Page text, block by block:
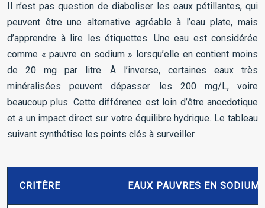
Il n’est pas question de diaboliser les eaux pétillantes, qui
peuvent être une alternative agréable à l’eau plate, mais
d’apprendre à lire les étiquettes. Une eau est considérée
comme « pauvre en sodium » lorsqu’elle en contient moins
de 20 mg par litre. À l’inverse, certaines eaux très
minéralisées peuvent dépasser les 200 mg/L, voire
beaucoup plus. Cette différence est loin d’être anecdotique
et a un impact direct sur votre équilibre hydrique. Le tableau
suivant synthétise les points clés à surveiller.
CRITÈRE EAUX PAUVRES EN SODIUM